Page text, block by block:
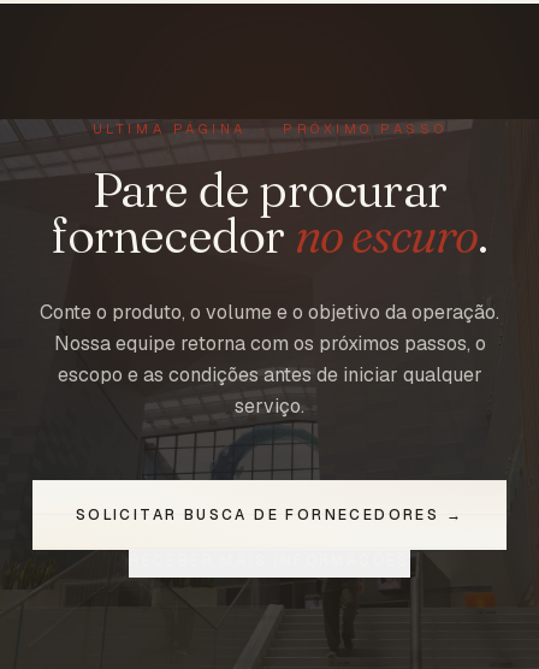
ÚLTIMA PÁGINA · PRÓXIMO PASSO
Pare de procurar
fornecedor no escuro.
Conte o produto, o volume e o objetivo da operação.
Nossa equipe retorna com os próximos passos, o
escopo e as condições antes de iniciar qualquer
serviço.
SOLICITAR BUSCA DE FORNECEDORES →